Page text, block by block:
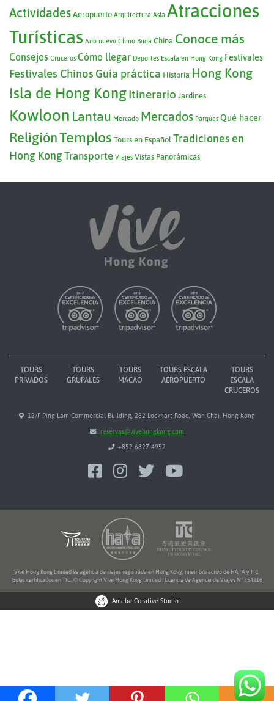
Actividades Aeropuerto Arquitectura Asia Atracciones
Turísticas Año nuevo Chino Buda China Conoce más
Consejos Cruceros Cómo llegar Deportes Escala en Hong Kong Festivales
Festivales Chinos Guía práctica Historia Hong Kong
Isla de Hong KongItinerario Jardínes
Kowloon Lantau Mercado Mercados Parques Qué hacer
ReligiónTemplos Tours en Español Tradiciones en
Hong KongTransporte Viajes Vistas Panorámicas
TOURS
PRIVADOS
TOURS
GRUPALES
TOURS
MACAO
TOURS ESCALA
AEROPUERTO
TOURS
ESCALA
CRUCEROS
12/F Ping Lam Commercial Building, 282 Lockhart Road, Wan Chai, Hong Kong
reservas@vivehongkong.com
+852 6827 4952
Vive Hong Kong Limited es agencia de viajes registrada en Hong Kong, miembro activo de HATA y TIC.
Guías certificados en TIC. © Copyright Vive Hong Kong Limited | Licencia de Agencia de Viajes Nº 354216
Ameba Creative Studio